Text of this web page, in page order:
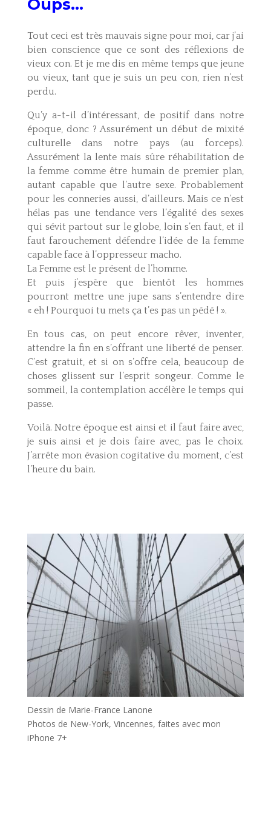
Oups…
Tout ceci est très mauvais signe pour moi, car j’ai
bien conscience que ce sont des réflexions de
vieux con. Et je me dis en même temps que jeune
ou vieux, tant que je suis un peu con, rien n’est
perdu.
Qu’y a-t-il d’intéressant, de positif dans notre
époque, donc ? Assurément un début de mixité
culturelle dans notre pays (au forceps).
Assurément la lente mais sûre réhabilitation de
la femme comme être humain de premier plan,
autant capable que l’autre sexe. Probablement
pour les conneries aussi, d’ailleurs. Mais ce n’est
hélas pas une tendance vers l’égalité des sexes
qui sévit partout sur le globe, loin s’en faut, et il
faut farouchement défendre l’idée de la femme
capable face à l’oppresseur macho.
La Femme est le présent de l’homme.
Et puis j’espère que bientôt les hommes
pourront mettre une jupe sans s’entendre dire
« eh ! Pourquoi tu mets ça t’es pas un pédé ! ».
En tous cas, on peut encore rêver, inventer,
attendre la fin en s’offrant une liberté de penser.
C’est gratuit, et si on s’offre cela, beaucoup de
choses glissent sur l’esprit songeur. Comme le
sommeil, la contemplation accélère le temps qui
passe.
Voilà. Notre époque est ainsi et il faut faire avec,
je suis ainsi et je dois faire avec, pas le choix.
J’arrête mon évasion cogitative du moment, c’est
l’heure du bain.
Dessin de Marie-France Lanone
Photos de New-York, Vincennes, faites avec mon
iPhone 7+